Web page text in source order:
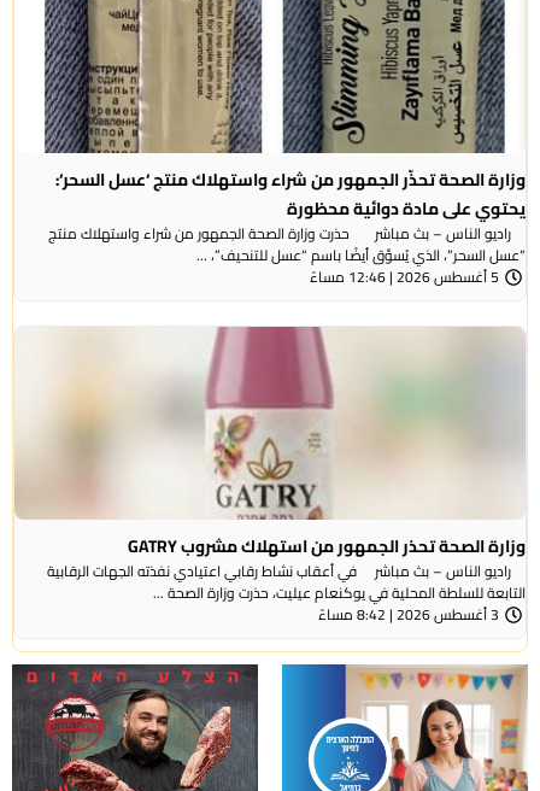
وزارة الصحة تحذّر الجمهور من شراء واستهلاك منتج ‘عسل السحر‘:
يحتوي على مادة دوائية محظورة
راديو الناس – بث مباشر حذرت وزارة الصحة الجمهور من شراء واستهلاك منتج
“عسل السحر”، الذي يُسوَّق أيضًا باسم “عسل للتنحيف”، ...
5 أغسطس 2026 | 12:46 مساءً
وزارة الصحة تحذر الجمهور من استهلاك مشروب GATRY
راديو الناس – بث مباشر في أعقاب نشاط رقابي اعتيادي نفذته الجهات الرقابية
التابعة للسلطة المحلية في يوكنعام عيليت، حذرت وزارة الصحة ...
3 أغسطس 2026 | 8:42 مساءً